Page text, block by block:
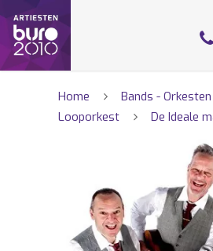
Home
Bands - Orkesten
Looporkest
De Ideale